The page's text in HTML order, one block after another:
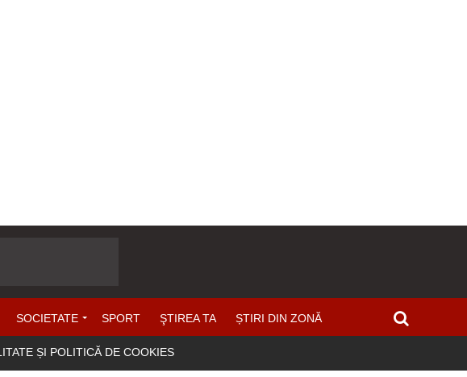
SOCIETATE SPORT ŞTIREA TA ȘTIRI DIN ZONĂ
ȘI POLITICĂ DE COOKIES